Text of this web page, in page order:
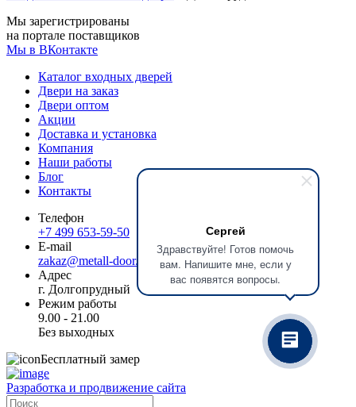
Сергей
Здравствуйте! Готов помочь
вам. Напишите мне, если у
вас появятся вопросы.
Мы зарегистрированы
на портале поставщиков
Мы в ВКонтакте
Каталог входных дверей
Двери на заказ
Двери оптом
Акции
Доставка и установка
Компания
Наши работы
Блог
Контакты
Телефон
+7 499 653-59-50
E-mail
zakaz@metall-door.ru
Адрес
г. Долгопрудный
Режим работы
9.00 - 21.00
Без выходных
Бесплатный замер
Разработка и продвижение сайта